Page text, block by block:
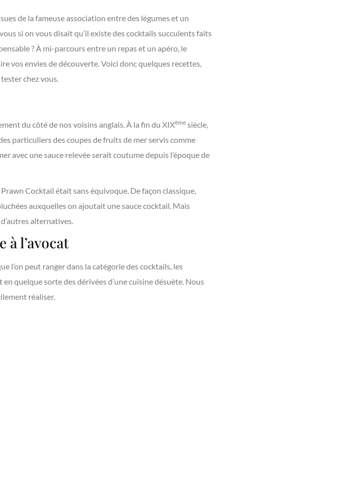
de la fameuse association entre des légumes et un
si on vous disait qu’il existe des cocktails succulents faits
? À mi-parcours entre un repas et un apéro, le
vos envies de découverte. Voici donc quelques recettes,
chez vous.
du côté de nos voisins anglais. À la fin du XIXème siècle,
particuliers des coupes de fruits de mer servis comme
avec une sauce relevée serait coutume depuis l’époque de
Cocktail était sans équivoque. De façon classique,
auxquelles on ajoutait une sauce cocktail. Mais
alternatives.
à l’avocat
l’on peut ranger dans la catégorie des cocktails, les
quelque sorte des dérivées d’une cuisine désuète. Nous
réaliser.